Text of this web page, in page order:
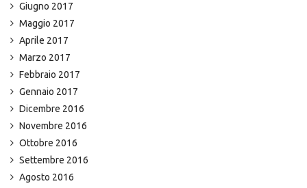
Giugno 2017
Maggio 2017
Aprile 2017
Marzo 2017
Febbraio 2017
Gennaio 2017
Dicembre 2016
Novembre 2016
Ottobre 2016
Settembre 2016
Agosto 2016